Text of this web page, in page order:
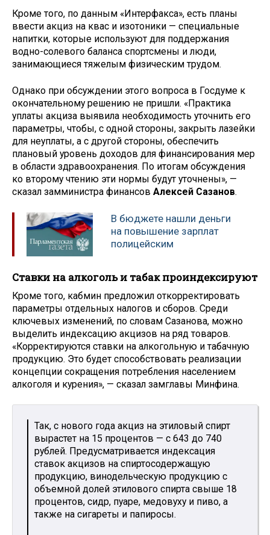
Кроме того, по данным «Интерфакса», есть планы
ввести акциз на квас и изотоники — специальные
напитки, которые используют для поддержания
водно-солевого баланса спортсмены и люди,
занимающиеся тяжелым физическим трудом.
Однако при обсуждении этого вопроса в Госдуме к
окончательному решению не пришли. «Практика
уплаты акциза выявила необходимость уточнить его
параметры, чтобы, с одной стороны, закрыть лазейки
для неуплаты, а с другой стороны, обеспечить
плановый уровень доходов для финансирования мер
в области здравоохранения. По итогам обсуждения
ко второму чтению эти нормы будут уточнены», —
сказал замминистра финансов Алексей Сазанов.
В бюджете нашли деньги
на повышение зарплат
полицейским
Ставки на алкоголь и табак проиндексируют
Кроме того, кабмин предложил откорректировать
параметры отдельных налогов и сборов. Среди
ключевых изменений, по словам Сазанова, можно
выделить индексацию акцизов на ряд товаров.
«Корректируются ставки на алкогольную и табачную
продукцию. Это будет способствовать реализации
концепции сокращения потребления населением
алкоголя и курения», — сказал замглавы Минфина.
Так, с нового года акциз на этиловый спирт
вырастет на 15 процентов — с 643 до 740
рублей. Предусматривается индексация
ставок акцизов на спиртосодержащую
продукцию, винодельческую продукцию с
объемной долей этилового спирта свыше 18
процентов, сидр, пуаре, медовуху и пиво, а
также на сигареты и папиросы.